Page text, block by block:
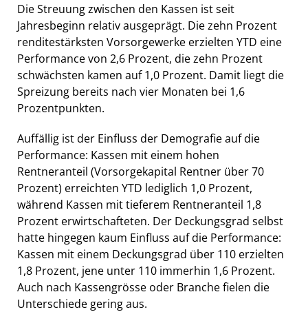
Die Streuung zwischen den Kassen ist seit
Jahresbeginn relativ ausgeprägt. Die zehn Prozent
renditestärksten Vorsorgewerke erzielten YTD eine
Performance von 2,6 Prozent, die zehn Prozent
schwächsten kamen auf 1,0 Prozent. Damit liegt die
Spreizung bereits nach vier Monaten bei 1,6
Prozentpunkten.
Auffällig ist der Einfluss der Demografie auf die
Performance: Kassen mit einem hohen
Rentneranteil (Vorsorgekapital Rentner über 70
Prozent) erreichten YTD lediglich 1,0 Prozent,
während Kassen mit tieferem Rentneranteil 1,8
Prozent erwirtschafteten. Der Deckungsgrad selbst
hatte hingegen kaum Einfluss auf die Performance:
Kassen mit einem Deckungsgrad über 110 erzielten
1,8 Prozent, jene unter 110 immerhin 1,6 Prozent.
Auch nach Kassengrösse oder Branche fielen die
Unterschiede gering aus.